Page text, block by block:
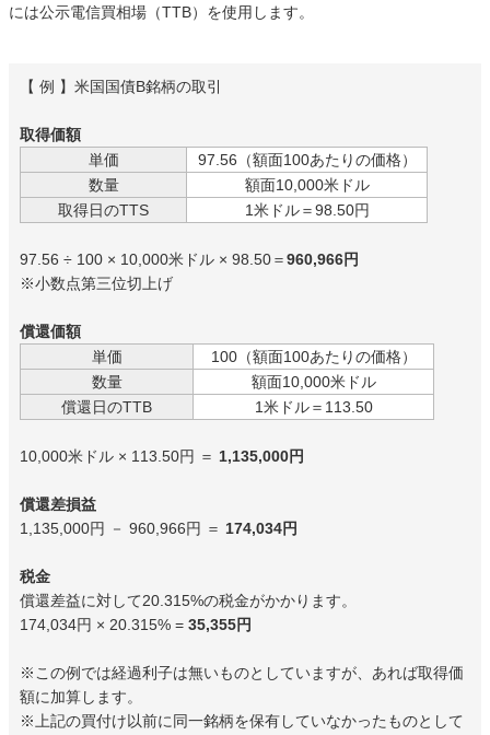
には公示電信買相場（TTB）を使用します。
【 例 】米国国債B銘柄の取引
取得価額
単価
97.56（額面100あたりの価格）
数量
額面10,000米ドル
取得日のTTS
1米ドル＝98.50円
97.56 ÷ 100 × 10,000米ドル × 98.50＝960,966円
※小数点第三位切上げ
償還価額
単価
100（額面100あたりの価格）
数量
額面10,000米ドル
償還日のTTB
1米ドル＝113.50
10,000米ドル × 113.50円 ＝ 1,135,000円
償還差損益
1,135,000円 － 960,966円 ＝ 174,034円
税金
償還差益に対して20.315%の税金がかかります。
174,034円 × 20.315% = 35,355円
※この例では経過利子は無いものとしていますが、あれば取得価
額に加算します。
※上記の買付け以前に同一銘柄を保有していなかったものとして